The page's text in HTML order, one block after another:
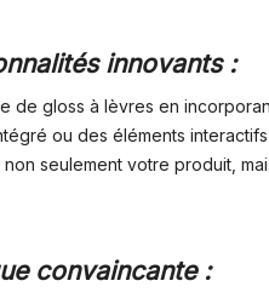
innovants :
gloss à lèvres en
ou des éléments
seulement votre produit,
convaincante :